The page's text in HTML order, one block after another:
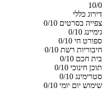
10/0
דירוג כללי
צפייה בסרטים 0/10
גימיינג 0/10
ספורט חי 0/10
חיבוריות רשת 0/10
בית חכם 0/10
תוכן חינוכי 0/10
סטרימינג 0/10
שימוש יום יומי 0/10